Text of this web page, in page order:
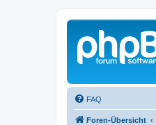
FAQ
Foren-Übersicht